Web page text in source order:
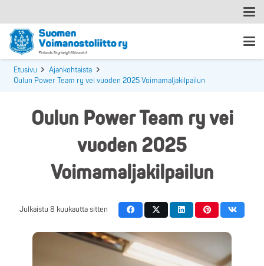
Etusivu
Ajankohtaista
Oulun Power Team ry vei vuoden 2025 Voimamaljakilpailun
Oulun Power Team ry vei
vuoden 2025
Voimamaljakilpailun
Julkaistu8 kuukautta sitten